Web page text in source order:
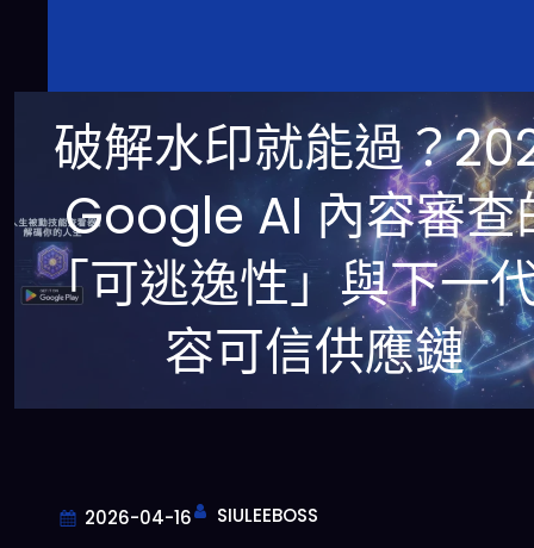
破解水印就能過？
Google AI 內容審查
「可逃逸性」與下一
容可信供應鏈
2026-04-16 SIULEEBOSS